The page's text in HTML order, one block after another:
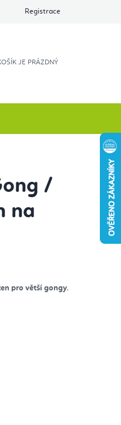
O nás
Registrace
/
na
pro větší gongy.